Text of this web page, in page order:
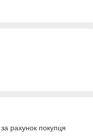
рахунок покупця